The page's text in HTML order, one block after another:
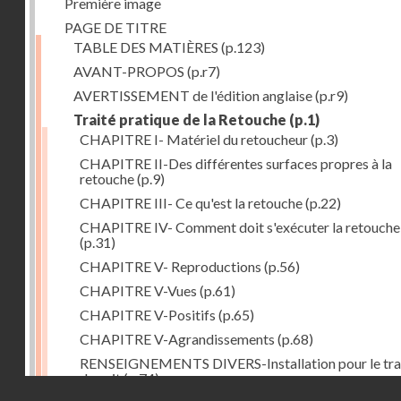
PAGE DE TITRE
TABLE DES MATIÈRES (p.123)
AVANT-PROPOS (p.r7)
AVERTISSEMENT de l'édition anglaise(p.r9)
Traité pratique de la Retouche (p.1)
CHAPITRE I- Matériel du retoucheur(p.3)
CHAPITRE II-Des différentes surfaces propres à la
retouche(p.9)
CHAPITRE III- Ce qu'est la retouche(p.22)
CHAPITRE IV- Comment doit s'exécuter la retouche
(p.31)
CHAPITRE V- Reproductions (p.56)
CHAPITRE V-Vues (p.61)
CHAPITRE V-Positifs (p.65)
CHAPITRE V-Agrandissements (p.68)
RENSEIGNEMENTS DIVERS-Installation pour le
de nuit(p.74)